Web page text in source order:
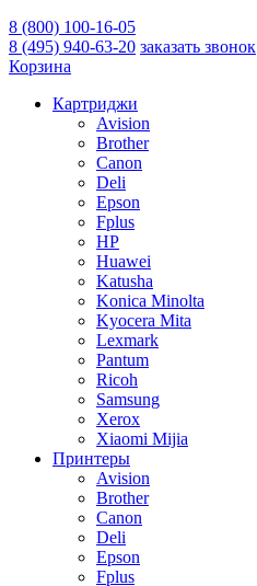
8 (800) 100-16-05
8 (495) 940-63-20 заказать звонок
Корзина
Картриджи
Avision
Brother
Canon
Deli
Epson
Fplus
HP
Huawei
Katusha
Konica Minolta
Kyocera Mita
Lexmark
Pantum
Ricoh
Samsung
Xerox
Xiaomi Mijia
Принтеры
Avision
Brother
Canon
Deli
Epson
Fplus